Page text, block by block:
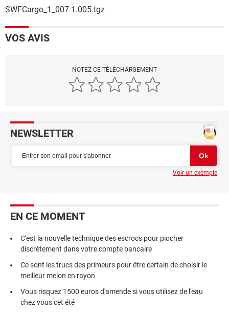
SWFCargo_1_007-1.005.tgz
VOS AVIS
NOTEZ CE TÉLÉCHARGEMENT
NEWSLETTER
Voir un exemple
EN CE MOMENT
C'est la nouvelle technique des escrocs pour piocher
discrètement dans votre compte bancaire
Ce sont les trucs des primeurs pour être certain de choisir le
meilleur melon en rayon
Vous risquez 1500 euros d'amende si vous utilisez de l'eau
chez vous cet été